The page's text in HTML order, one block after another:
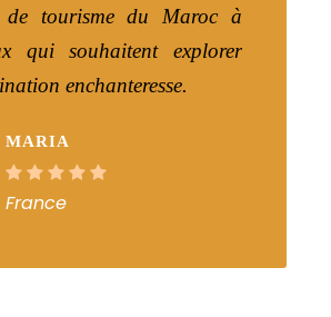
de tourisme du Maroc à
qui souhaitent explorer
enchanteresse.
MARIA
France